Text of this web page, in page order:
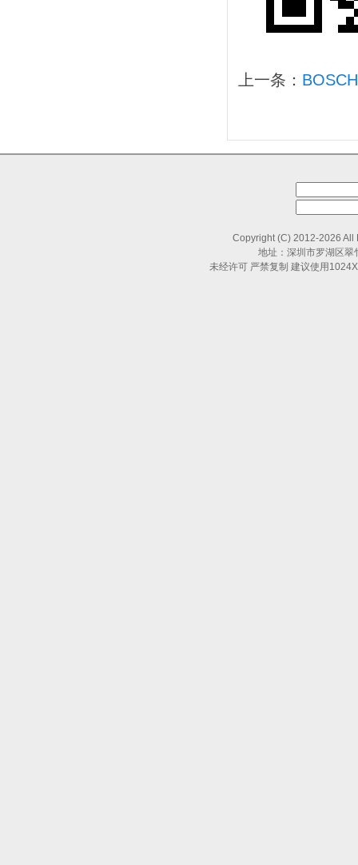
上一条：
Copyright (C) 2012-2026
地址：深圳市罗湖区
未经许可 严禁复制 建议使用